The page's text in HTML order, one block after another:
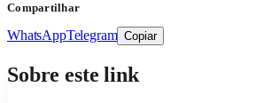
Compartilhar
WhatsAppTelegram Copiar
Sobre este link